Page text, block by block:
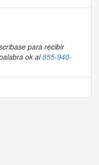
para recibir
ok al855-940-